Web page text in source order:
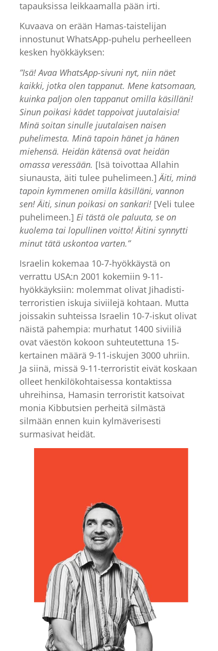
tapauksissa leikkaamalla pään irti.
Kuvaava on erään Hamas-taistelijan
innostunut WhatsApp-puhelu perheelleen
kesken hyökkäyksen:
”Isä! Avaa WhatsApp-sivuni nyt, niin näet
kaikki, jotka olen tappanut. Mene katsomaan,
kuinka paljon olen tappanut omilla käsilläni!
Sinun poikasi kädet tappoivat juutalaisia!
Minä soitan sinulle juutalaisen naisen
puhelimesta. Minä tapoin hänet ja hänen
miehensä. Heidän kätensä ovat heidän
omassa veressään. [Isä toivottaa Allahin
siunausta, äiti tulee puhelimeen.]Äiti, minä
tapoin kymmenen omilla käsilläni, vannon
sen! Äiti, sinun poikasi on sankari! [Veli tulee
puhelimeen.] Ei tästä ole paluuta, se on
kuolema tai lopullinen voitto! Äitini synnytti
minut tätä uskontoa varten.”
Israelin kokemaa 10-7-hyökkäystä on
verrattu USA:n 2001 kokemiin 9-11-
hyökkäyksiin: molemmat olivat Jihadisti-
terroristien iskuja siviilejä kohtaan. Mutta
joissakin suhteissa Israelin 10-7-iskut olivat
näistä pahempia: murhatut 1400 siviiliä
ovat väestön kokoon suhteutettuna 15-
kertainen määrä 9-11-iskujen 3000 uhriin.
Ja siinä, missä 9-11-terroristit eivät koskaan
olleet henkilökohtaisessa kontaktissa
uhreihinsa, Hamasin terroristit katsoivat
monia Kibbutsien perheitä silmästä
silmään ennen kuin kylmäverisesti
surmasivat heidät.